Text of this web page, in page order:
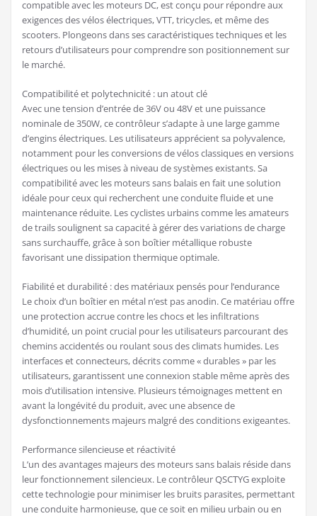
compatible avec les moteurs DC, est conçu pour répondre aux
exigences des vélos électriques, VTT, tricycles, et même des
scooters. Plongeons dans ses caractéristiques techniques et les
retours d’utilisateurs pour comprendre son positionnement sur
le marché.
Compatibilité et polytechnicité : un atout clé
Avec une tension d’entrée de 36V ou 48V et une puissance
nominale de 350W, ce contrôleur s’adapte à une large gamme
d’engins électriques. Les utilisateurs apprécient sa polyvalence,
notamment pour les conversions de vélos classiques en versions
électriques ou les mises à niveau de systèmes existants. Sa
compatibilité avec les moteurs sans balais en fait une solution
idéale pour ceux qui recherchent une conduite fluide et une
maintenance réduite. Les cyclistes urbains comme les amateurs
de trails soulignent sa capacité à gérer des variations de charge
sans surchauffe, grâce à son boîtier métallique robuste
favorisant une dissipation thermique optimale.
Fiabilité et durabilité : des matériaux pensés pour l’endurance
Le choix d’un boîtier en métal n’est pas anodin. Ce matériau offre
une protection accrue contre les chocs et les infiltrations
d’humidité, un point crucial pour les utilisateurs parcourant des
chemins accidentés ou roulant sous des climats humides. Les
interfaces et connecteurs, décrits comme « durables » par les
utilisateurs, garantissent une connexion stable même après des
mois d’utilisation intensive. Plusieurs témoignages mettent en
avant la longévité du produit, avec une absence de
dysfonctionnements majeurs malgré des conditions exigeantes.
Performance silencieuse et réactivité
L’un des avantages majeurs des moteurs sans balais réside dans
leur fonctionnement silencieux. Le contrôleur QSCTYG exploite
cette technologie pour minimiser les bruits parasites, permettant
une conduite harmonieuse, que ce soit en milieu urbain ou en